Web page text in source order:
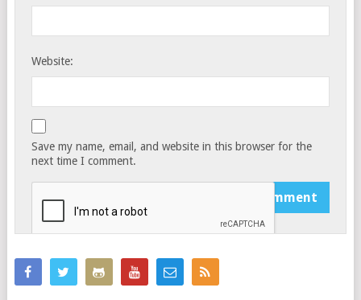
Website:
Save my name, email, and website in this browser for the
next time I comment.